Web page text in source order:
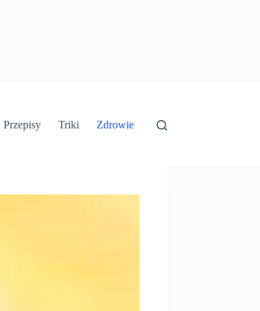
Przepisy Triki Zdrowie